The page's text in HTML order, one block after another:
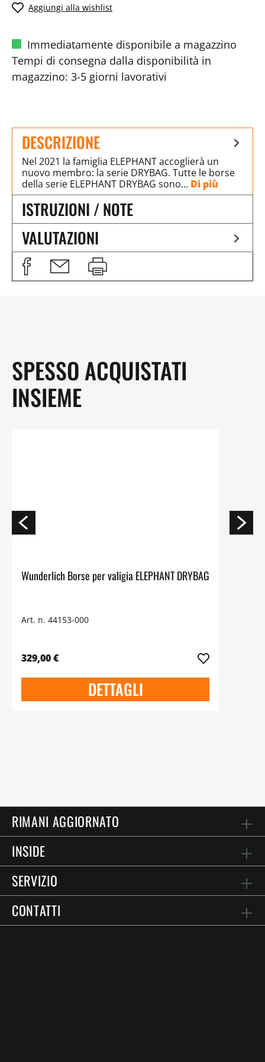
Aggiungi alla wishlist
Immediatamente disponibile a magazzino
Tempi di consegna dalla disponibilità in
magazzino: 3-5 giorni lavorativi
DESCRIZIONE
Nel 2021 la famiglia ELEPHANT accoglierà un
nuovo membro: la serie DRYBAG. Tutte le borse
della serie ELEPHANT DRYBAG sono… Di più
ISTRUZIONI / NOTE
VALUTAZIONI
SPESSO ACQUISTATI
INSIEME
Wunderlich Borse per valigia ELEPHANT DRYBAG
Art. n. 44153-000
329,00 €
DETTAGLI
RIMANI AGGIORNATO
INSIDE
SERVIZIO
CONTATTI